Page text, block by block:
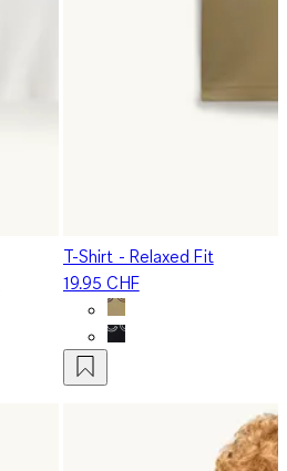
T-Shirt - Relaxed Fit
19.95 CHF